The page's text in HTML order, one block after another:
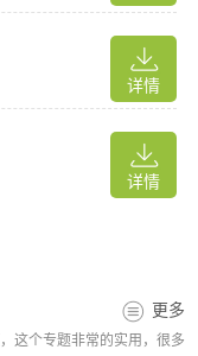
瓷器等各种精品专场
藏家们鉴定藏品，鉴
吗？这里让你崭露头
；
的宝贝质量进行推
详情
详情
更多
这个专题非常的实用，很多